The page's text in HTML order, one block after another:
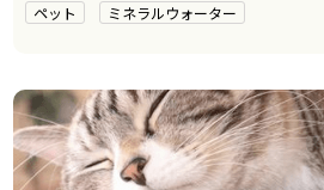
ペット ミネラルウォーター